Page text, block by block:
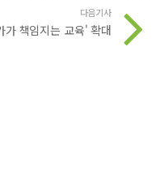
다음기사
가 책임지는 교육' 확대